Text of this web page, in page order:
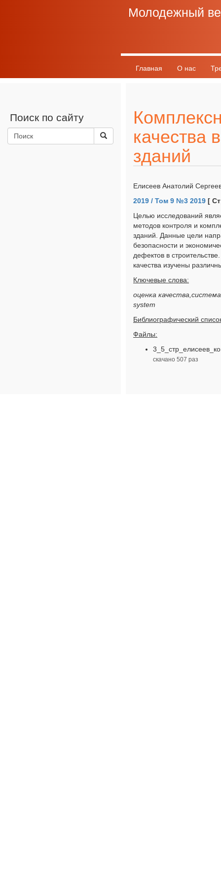
Молодежный
Главная О нас
Поиск по сайту
качества
зданий
Елисеев Анатолий
2019 / Том 9 №3 2019 [
Целью исследований
методов контроля и
зданий. Данные цели
безопасности и
дефектов в
качества изучены
Ключевые слова:
оценка
system
Библиографический
Файлы:
скачано 507 раз